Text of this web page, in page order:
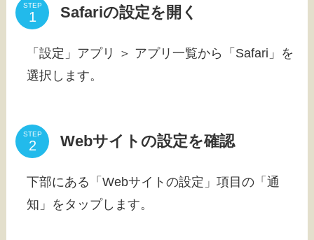
STEP Safariの設定を開く
「設定」アプリ ＞ アプリ一覧から「Safari」を
選択します。
STEP Webサイトの設定を確認
下部にある「Webサイトの設定」項目の「通
知」をタップします。